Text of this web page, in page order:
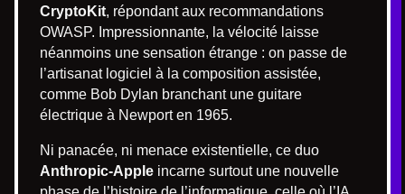
CryptoKit, répondant aux recommandations
OWASP. Impressionnante, la vélocité laisse
néanmoins une sensation étrange : on passe de
l’artisanat logiciel à la composition assistée,
comme Bob Dylan branchant une guitare
électrique à Newport en 1965.
Ni panacée, ni menace existentielle, ce duo
Anthropic-Apple incarne surtout une nouvelle